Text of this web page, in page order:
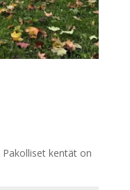
Pakolliset kentät on